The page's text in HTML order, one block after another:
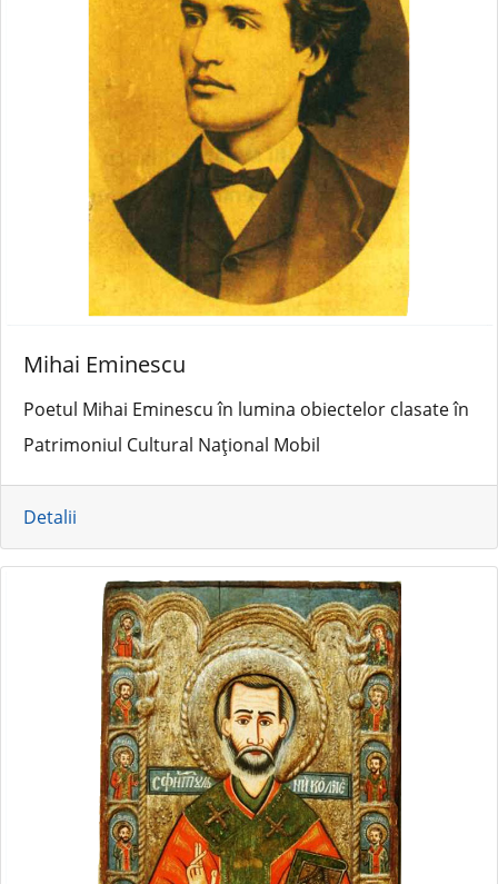
Mihai Eminescu
Poetul Mihai Eminescu în lumina obiectelor clasate în
Patrimoniul Cultural Național Mobil
Detalii